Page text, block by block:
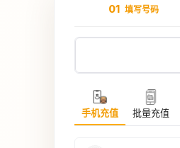
01 填写号码
手机充值 批量充值